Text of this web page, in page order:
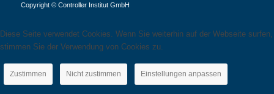
Copyright © Controller Institut GmbH
Diese Seite verwendet Cookies. Wenn Sie weiterhin auf der Webseite surfen,
stimmen Sie der Verwendung von Cookies zu.
Zustimmen Nicht zustimmen Einstellungen anpassen